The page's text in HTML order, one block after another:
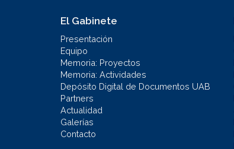
El Gabinete
Presentación
Equipo
Memoria: Proyectos
Memoria: Actividades
Depósito Digital de Documentos UAB
Partners
Actualidad
Galerías
Contacto